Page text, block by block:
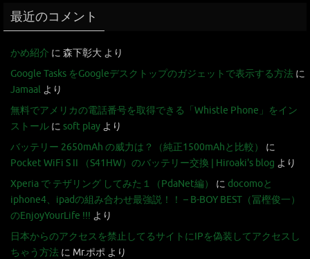
最近のコメント
かめ紹介 に 森下彰大 より
Google Tasks をGoogleデスクトップのガジェットで表示する方法 に
Jamaal より
無料でアメリカの電話番号を取得できる「Whistle Phone」をイン
ストール に soft play より
バッテリー 2650mAh の威力は？（純正1500mAhと比較）
に
Pocket WiFi S II （S41HW）のバッテリー交換 | Hiroaki's blog より
Xperia で テザリング してみた１（PdaNet編）
に docomoと
iphone4、ipadの組み合わせ最強説！！ – B-BOY BEST（冨樫俊一）
のEnjoyYourLife !!! より
日本からのアクセスを禁止してるサイトにIPを偽装してアクセスし
ちゃう方法 に Mr.ポポ より